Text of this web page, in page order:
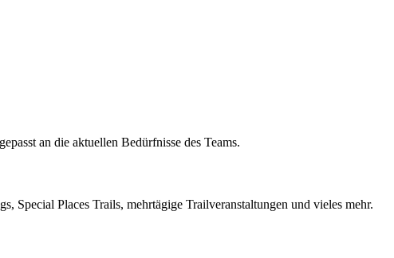
an die aktuellen Bedürfnisse des Teams.
Special Places Trails, mehrtägige Trailveranstaltungen und vieles mehr.